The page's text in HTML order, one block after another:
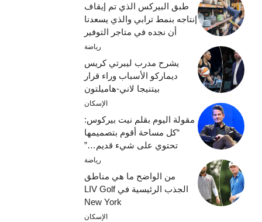
طبق البيركس الذي تم إيقاف
إنتاجه بنمط ترابي والذي يسعدنا
أن نجده في متاجر التوفير
رياضة
يشرح مدرب ليبرتي كريس
ديماركو الأسباب وراء قرار
بيتنيجا لاني-هاميلتون
الإسكان
مقولة اليوم بقلم نيت بيركوس:
“كل مساحة أقوم بتصميمها
تحتوي على شيء قديم…”
رياضة
من الواضح ما هي مناطق
الجذب الرئيسية في LIV Golf
New York
الإسكان